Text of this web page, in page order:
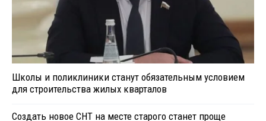
Школы и поликлиники станут обязательным условием
для строительства жилых кварталов
Создать новое СНТ на месте старого станет проще